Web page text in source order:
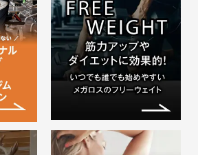
2026.06.01
少人数パーソナルトレーニング
体験のお知らせ
月1万円台で少人数パーソナルトレ
ーニング＆ストレッ…